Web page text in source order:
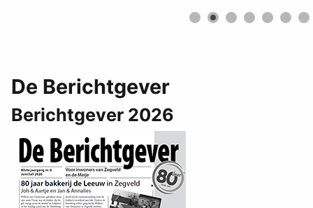
De Berichtgever
Berichtgever 2026